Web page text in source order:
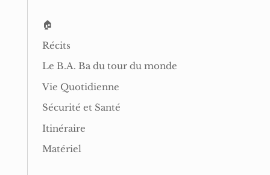
🏠
Récits
Le B.A. Ba du tour du monde
Vie Quotidienne
Sécurité et Santé
Itinéraire
Matériel